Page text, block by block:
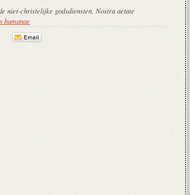
niet-christelijke godsdiensten, Nostra aetate
humanae